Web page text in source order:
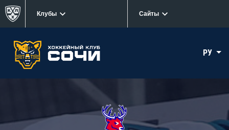
Клубы Сайты
РУ